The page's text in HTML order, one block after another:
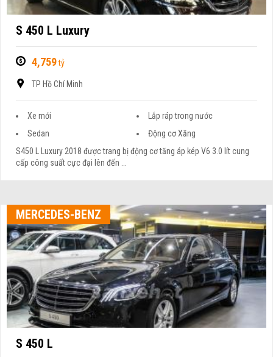
S 450 L Luxury
4,759tỷ
TP Hồ Chí Minh
Xe mới
Lắp ráp trong nước
Sedan
Động cơ Xăng
S450 L Luxury 2018 được trang bị động cơ tăng áp kép V6 3.0 lít cung
cấp công suất cực đại lên đến ...
MERCEDES-BENZ
S 450 L